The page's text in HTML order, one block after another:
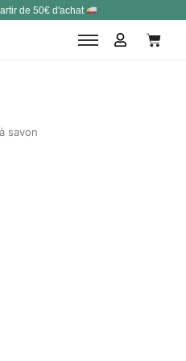
de 50€ d'achat
savon